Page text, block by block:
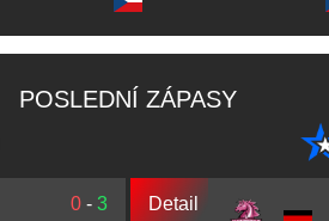
POSLEDNÍ ZÁPASY
0 - 3 Detail